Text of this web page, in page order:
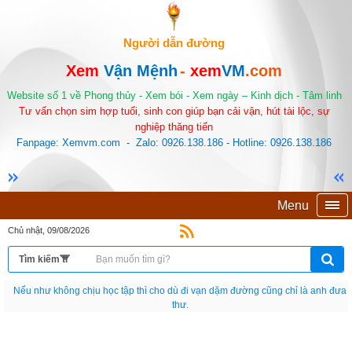
Người dẫn đường
Xem Vận Mệnh- xemVM.com
Website số 1 về Phong thủy - Xem bói - Xem ngày – Kinh dịch - Tâm linh
Tư vấn chọn sim hợp tuổi, sinh con giúp bạn cải vận, hút tài lộc, sự
nghiệp thăng tiến
Fanpage: Xemvm.com - Zalo: 0926.138.186 - Hotline: 0926.138.186
Menu
Chủ nhật, 09/08/2026
Nếu như không chịu học tập thì cho dù đi vạn dặm đường cũng chỉ là anh đưa
thư.